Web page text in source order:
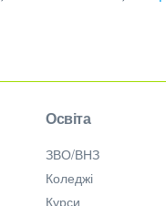
Освіта
ЗВО/ВНЗ
Коледжі
Курси